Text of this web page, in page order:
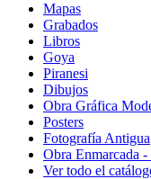
Mapas
Grabados
Libros
Goya
Piranesi
Dibujos
Obra Gráfica
Posters
Fotografía Antigua
Obra Enmarcada -
Ver todo el